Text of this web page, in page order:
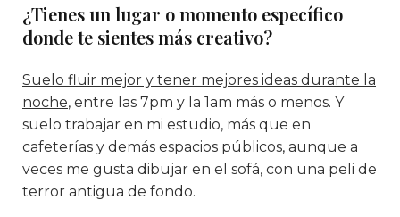
¿Tienes un lugar o momento específico
donde te sientes más creativo?
Suelo fluir mejor y tener mejores ideas durante la
noche, entre las 7pm y la 1am más o menos. Y
suelo trabajar en mi estudio, más que en
cafeterías y demás espacios públicos, aunque a
veces me gusta dibujar en el sofá, con una peli de
terror antigua de fondo.